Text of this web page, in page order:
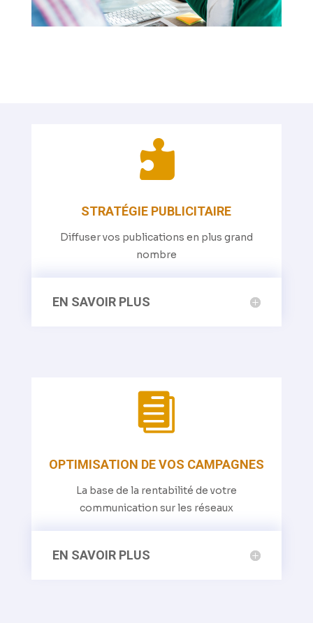

STRATÉGIE PUBLICITAIRE
Diffuser vos publications en plus grand
nombre
EN SAVOIR PLUS

OPTIMISATION DE VOS CAMPAGNES
La base de la rentabilité de votre
communication sur les réseaux
EN SAVOIR PLUS